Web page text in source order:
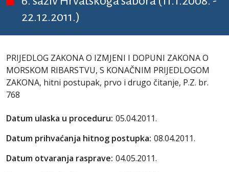
22.12.2011.)
PRIJEDLOG ZAKONA O IZMJENI I DOPUNI ZAKONA O
MORSKOM RIBARSTVU, S KONAČNIM PRIJEDLOGOM
ZAKONA, hitni postupak, prvo i drugo čitanje, P.Z. br.
768
Datum ulaska u proceduru: 05.04.2011.
Datum prihvaćanja hitnog postupka: 08.04.2011.
Datum otvaranja rasprave: 04.05.2011.